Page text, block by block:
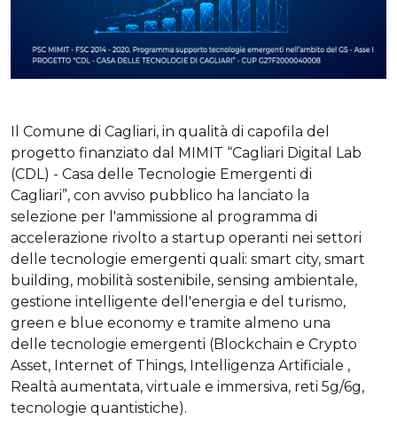
Il Comune di Cagliari, in qualità di capofila del
progetto finanziato dal MIMIT “Cagliari Digital Lab
(CDL) - Casa delle Tecnologie Emergenti di
Cagliari”, con avviso pubblico ha lanciato la
selezione per l'ammissione al programma di
accelerazione rivolto a startup operanti nei settori
delle tecnologie emergenti quali: smart city, smart
building, mobilità sostenibile, sensing ambientale,
gestione intelligente dell'energia e del turismo,
green e blue economy e tramite almeno una
delle tecnologie emergenti (Blockchain e Crypto
Asset, Internet of Things, Intelligenza Artificiale ,
Realtà aumentata, virtuale e immersiva, reti 5g/6g,
tecnologie quantistiche).